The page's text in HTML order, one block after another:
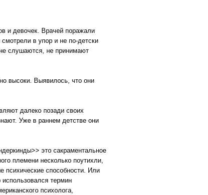
и девочек. Врачей поражали
в упор и не по-детски
слушаются, не принимают
высоки. Выявилось, что они
далеко позади своих
Уже в раннем детстве они
это сакраментальное
племени несколько поутихли,
психические способности. Или
термин
психолога,